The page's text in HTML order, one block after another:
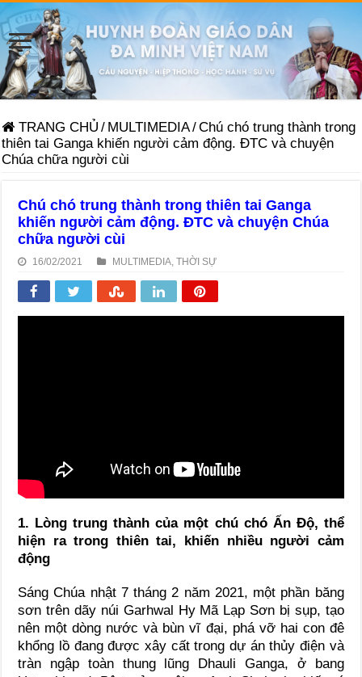
TRANG CHỦ / MULTIMEDIA/Chú chó trung thành trong
thiên tai Ganga khiến người cảm động. ĐTC và chuyện
Chúa chữa người cùi
Chú chó trung thành trong thiên tai Ganga
khiến người cảm động. ĐTC và chuyện Chúa
chữa người cùi
16/02/2021 MULTIMEDIA ,THỜI SỰ
1. Lòng trung thành của một chú chó Ấn Độ, thể
hiện ra trong thiên tai, khiến nhiều người cảm
động
Sáng Chúa nhật 7 tháng 2 năm 2021, một phần băng
sơn trên dãy núi Garhwal Hy Mã Lạp Sơn bị sụp, tạo
nên một dòng nước và bùn vĩ đại, phá vỡ hai con đê
khổng lồ đang được xây cất trong dự án thủy điện và
tràn ngập toàn thung lũng Dhauli Ganga, ở bang